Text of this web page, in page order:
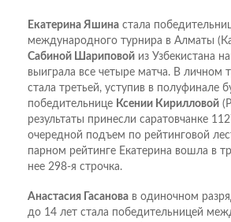
Екатерина Яшина стала
международного турнира в Алматы
Сабиной Шариповой из Узбекистана
выиграла все четыре матча. В личном
стала третьей, уступив в полуфинале
победительнице Ксении Кирилловой
результаты принесли саратовчанке
очередной подъем по рейтинговой
парном рейтинге Екатерина вошла в
нее 298-я строчка.
Анастасия Гасанова в одиночном
до 14 лет стала победительницей